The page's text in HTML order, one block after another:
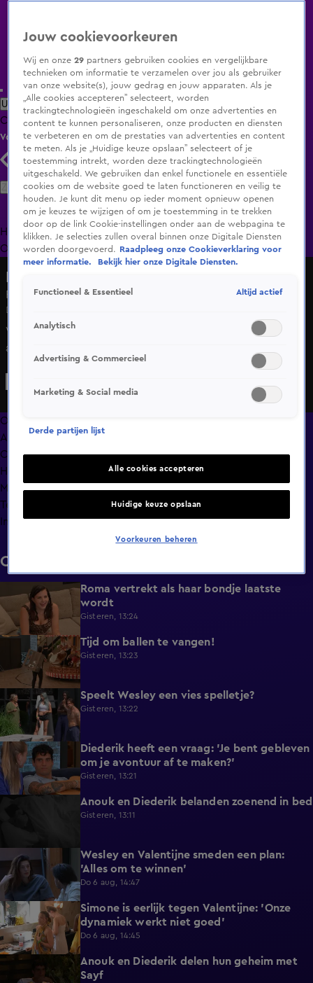
Uitzending Gemist Populaire programma's Zenders Genres
ClipsFilmsRadioSmart TV inlogShop
Volg KIJK
Zoeken
HomeUitzending Gemist Programma's De Bondgenoten
OranjezomerLivestreamsShop
Ricky en Nyssa moeten niet gek opkijken
Do 11 juni, 14:38
Volgens Melvin moeten Ricky en Nyssa niet raar opkijken
als mensen denken dat ze samen zijn.
Overzicht
Afleveringen
Clips
Hoe is het nu met?
Macdate met Nick Eshuis
Terugblik
Info
Clips
Roma vertrekt als haar bondje laatste
wordt
Gisteren, 13:24
Tijd om ballen te vangen!
Gisteren, 13:23
0:48 Speelt Wesley een vies spelletje?
Gisteren, 13:22
0:37
Diederik heeft een vraag: 'Je bent gebleven
om je avontuur af te maken?'
Gisteren, 13:21
Anouk en Diederik belanden zoenend in bed
Gisteren, 13:11
0:26
Wesley en Valentijne smeden een plan:
'Alles om te winnen'
Do 6 aug, 14:47
1:12
Simone is eerlijk tegen Valentijne: 'Onze
dynamiek werkt niet goed'
Do 6 aug, 14:45
0:48
Anouk en Diederik delen hun geheim met
Sayf
Jouw cookievoorkeuren
Wij en onze29 partners gebruiken cookies en vergelijkbare
technieken om informatie te verzamelen over jou als gebruiker
van onze website(s), jouw gedrag en jouw apparaten. Als je
„Alle cookies accepteren” selecteert, worden
trackingtechnologieën ingeschakeld om onze advertenties en
content te kunnen personaliseren, onze producten en diensten
te verbeteren en om de prestaties van advertenties en content
te meten. Als je „Huidige keuze opslaan” selecteert of je
toestemming intrekt, worden deze trackingtechnologieën
uitgeschakeld. We gebruiken dan enkel functionele en essentiële
cookies om de website goed te laten functioneren en veilig te
houden. Je kunt dit menu op ieder moment opnieuw openen
om je keuzes te wijzigen of om je toestemming in te trekken
door op de link Cookie-instellingen onder aan de webpagina te
klikken. Je selecties zullen overal binnen onze Digitale Diensten
worden doorgevoerd.
Raadpleeg onze Cookieverklaring voor
meer informatie.
Bekijk hier onze Digitale Diensten.
Functioneel & Essentieel Altijd actief
Analytisch
Advertising & Commercieel
Marketing & Social media
Derde partijen lijst
Alle cookies accepteren
Huidige keuze opslaan
Voorkeuren beheren